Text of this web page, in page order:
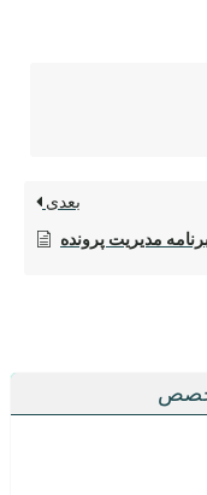
بعدی